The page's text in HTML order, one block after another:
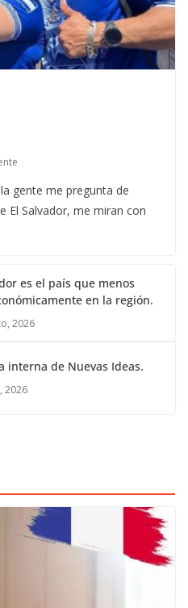
gente me pregunta de
El Salvador, me miran con
es el país que menos
en la región.
2026
interna de Nuevas Ideas.
2026